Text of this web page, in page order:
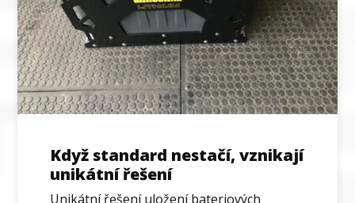
Když standard nestačí, vznikají
unikátní řešení
Unikátní řešení uložení bateriových